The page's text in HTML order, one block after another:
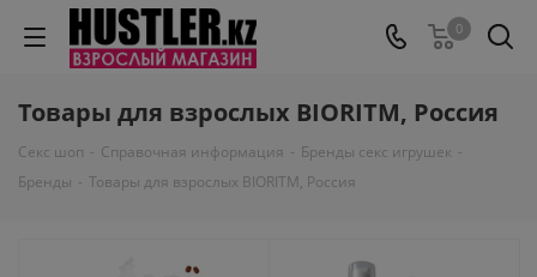
0
Товары для взрослых BIORITM, Россия
Секс шоп - Справочная информация - Бренды секс игрушек -
Бренды - Товары для взрослых BIORITM, Россия